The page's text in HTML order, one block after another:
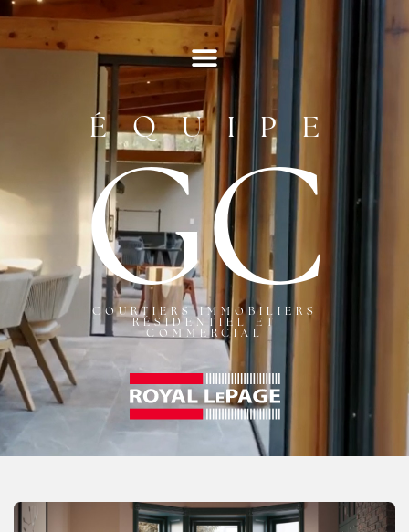
ÉQUIPE
GC
COURTIERS IMMOBILIERS
RÉSIDENTIEL ET
COMMERCIAL